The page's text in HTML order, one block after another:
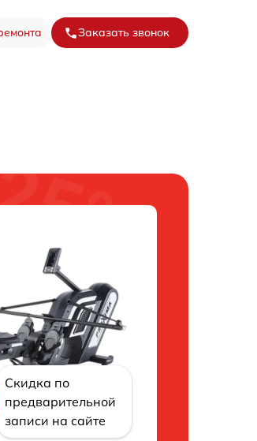
Заказать звонок
Скидка по
предварительной
записи на сайте